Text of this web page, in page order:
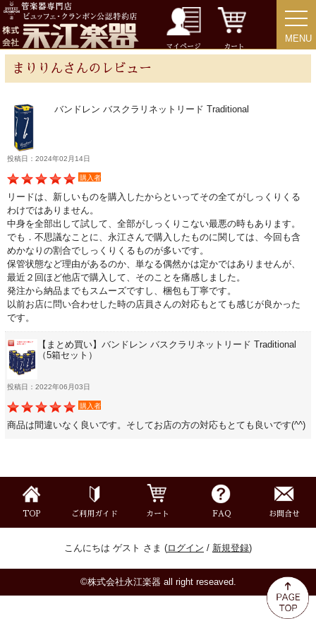
マイページ カート
MENU
MENU
まりりんさんのレビュー
バンドレン バスクラリネットリード Traditional
投稿日：2024年02月14日
購入者
リードは、新しいものを購入したからといってその全てがしっくりくる
わけではありません。
中身を全部出して試して、全部がしっくりこない最悪の時もあります。
でも．不思議なことに、永江さんで購入したものに関しては、今回も含
めかなりの割合でしっくりくるものが多いです。
保管状態など理由があるのか、単なる偶然かは定かではありませんが、
最近２回ほど他店で購入して、そのことを痛感しました。
発注から納品までもスムーズですし、梱包も丁寧です。
以前お店に問い合わせした時の店員さんの対応もとても感じが良かった
です。
【まとめ買い】バンドレン バスクラリネットリード Traditional
（5箱セット）
投稿日：2022年06月03日
購入者
商品は間違いなく良いです。そしてお店の方の対応もとても良いです(^^)
TOP ご利用ガイド カート FAQ お問合せ
こんにちは ゲスト さま (ログイン / 新規登録)
©株式会社永江楽器 all right reseaved.
チューバ
リード＆リードケース
マウスピース＆ポーチ
リガチャー＆キャップ
ストラップ
楽器スタンド
チューナー・メトロノーム
音楽ギフト・雑貨